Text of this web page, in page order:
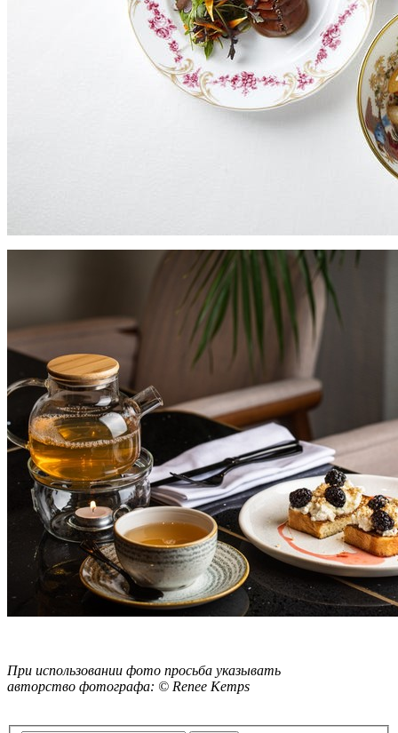
При использовании фото просьба указывать
авторство фотографа: © Renee Kemps